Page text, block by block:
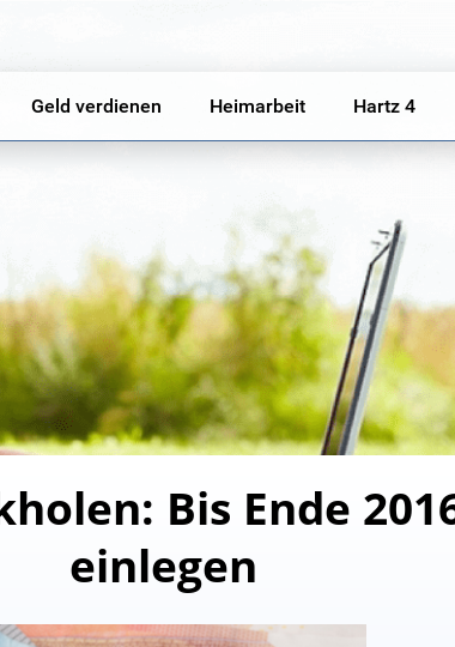
Geld verdienen Heimarbeit Hartz 4
Bis Ende
einlegen